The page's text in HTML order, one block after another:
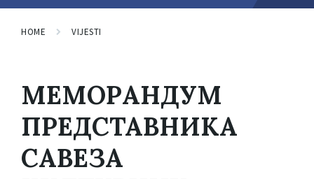
HOME VIJESTI
МЕМОРАНДУМ
ПРЕДСТАВНИКА
САВЕЗА